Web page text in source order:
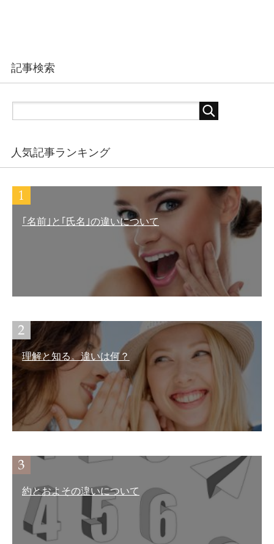
記事検索
人気記事ランキング
｢名前｣と｢氏名｣の違いについて
理解と知る。違いは何？
約とおよその違いについて